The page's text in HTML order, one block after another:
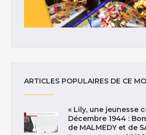
ARTICLES POPULAIRES DE CE
« Lily, une jeunesse
Décembre 1944 :
de MALMEDY et de